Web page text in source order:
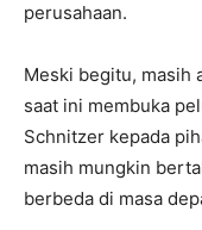
perusahaan.
Meski begitu, masih
saat ini membuka
Schnitzer kepada
masih mungkin
berbeda di masa